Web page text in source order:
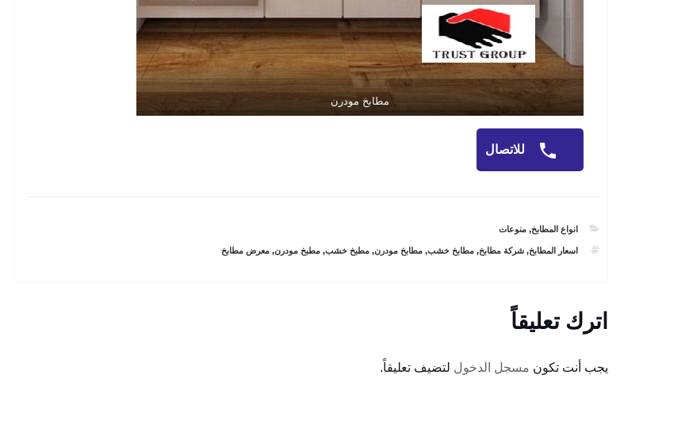
مطابخ مودرن
للاتصال
CATEGORIES
انواع المطابخ,منوعات
TAGS
اسعار المطابخ,شركة مطابخ,مطابخ خشب,مطابخ مودرن,مطبخ خشب,مطبخ مودرن,معرض مطابخ
اترك تعليقاً
يجب أنت تكون مسجل الدخول لتضيف تعليقاً.